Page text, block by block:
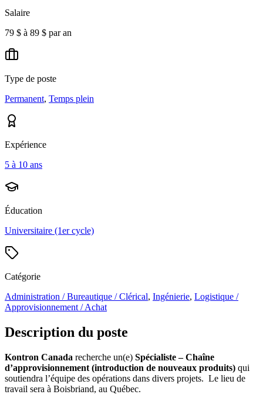
Salaire
79 $ à 89 $ par an
Type de poste
Permanent, Temps plein
Expérience
5 à 10 ans
Éducation
Universitaire (1er cycle)
Catégorie
Administration / Bureautique / Clérical, Ingénierie, Logistique /
Approvisionnement / Achat
Description du poste
Kontron Canada recherche un(e) Spécialiste – Chaîne
d’approvisionnement (introduction de nouveaux produits) qui
soutiendra l’équipe des opérations dans divers projets. Le lieu de
travail sera à Boisbriand, au Québec.